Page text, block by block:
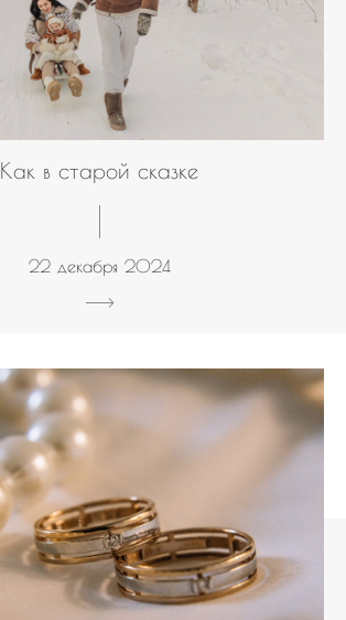
Как в старой сказке
22 декабря 2024